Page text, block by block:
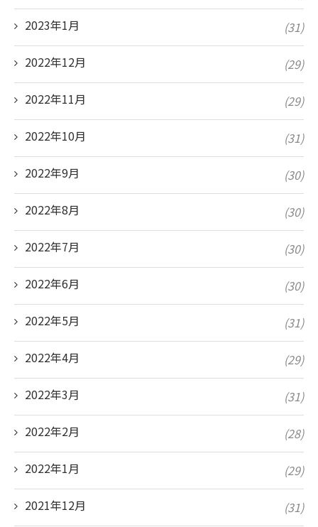
2023年1月 (31)
2022年12月 (29)
2022年11月 (29)
2022年10月 (31)
2022年9月 (30)
2022年8月 (30)
2022年7月 (30)
2022年6月 (30)
2022年5月 (31)
2022年4月 (29)
2022年3月 (31)
2022年2月 (28)
2022年1月 (29)
2021年12月 (31)